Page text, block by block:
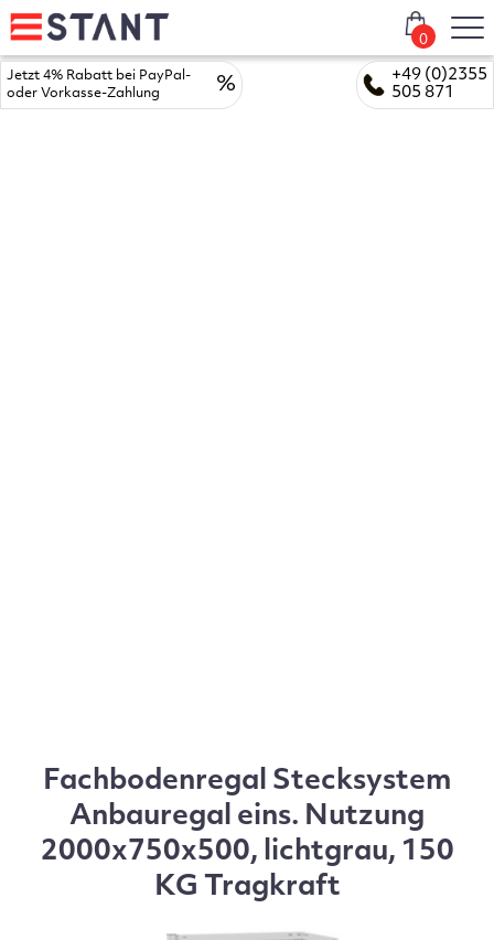
+49 (0)2355
505 871
Jetzt 4% Rabatt bei PayPal-
oder Vorkasse-Zahlung
%
0
Fachbodenregal Stecksystem
Anbauregal eins. Nutzung
2000x750x500, lichtgrau, 150
KG Tragkraft